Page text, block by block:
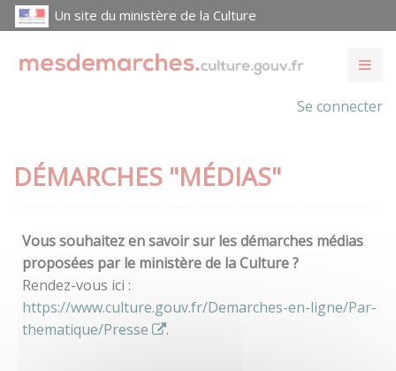
Un site du ministère de la Culture
Se connecter
DÉMARCHES "MÉDIAS"
Vous souhaitez en savoir sur les démarches médias
proposées par le ministère de la Culture ?
Rendez-vous ici :
https://www.culture.gouv.fr/Demarches-en-ligne/Par-
thematique/Presse
.